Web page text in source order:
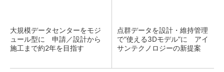
大規模データセンターをモジ
ュール型に 申請／設計から
施工まで約2年を目指す
点群データを設計・維持管理
で“使える3Dモデル”に アイ
サンテクノロジーの新提案